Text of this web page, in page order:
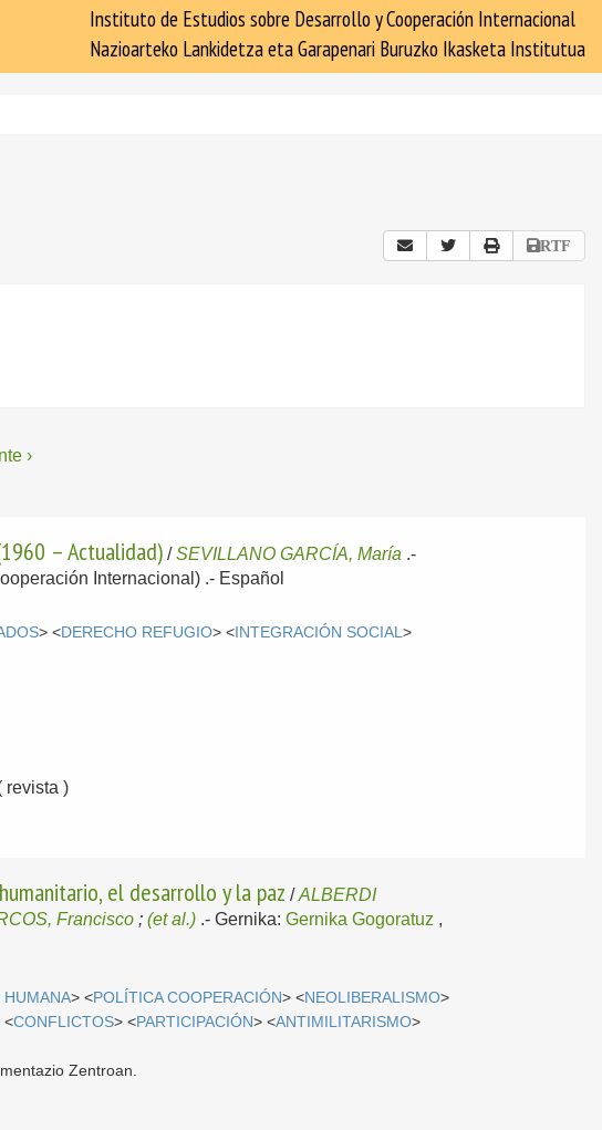
Instituto de Estudios sobre Desarrollo y Cooperación Internacional
Nazioarteko Lankidetza eta Garapenari Buruzko Ikasketa Institutua
RTF
›
– Actualidad) /SEVILLANO GARCÍA, María .-
Internacional) .- Español
> <DERECHO REFUGIO> <INTEGRACIÓN SOCIAL>
revista )
el desarrollo y la paz /ALBERDI
Francisco ;(et al.) .-Gernika:Gernika Gogoratuz ,
HUMANA> <POLÍTICA COOPERACIÓN> <NEOLIBERALISMO>
<CONFLICTOS> <PARTICIPACIÓN> <ANTIMILITARISMO>
Zentroan.